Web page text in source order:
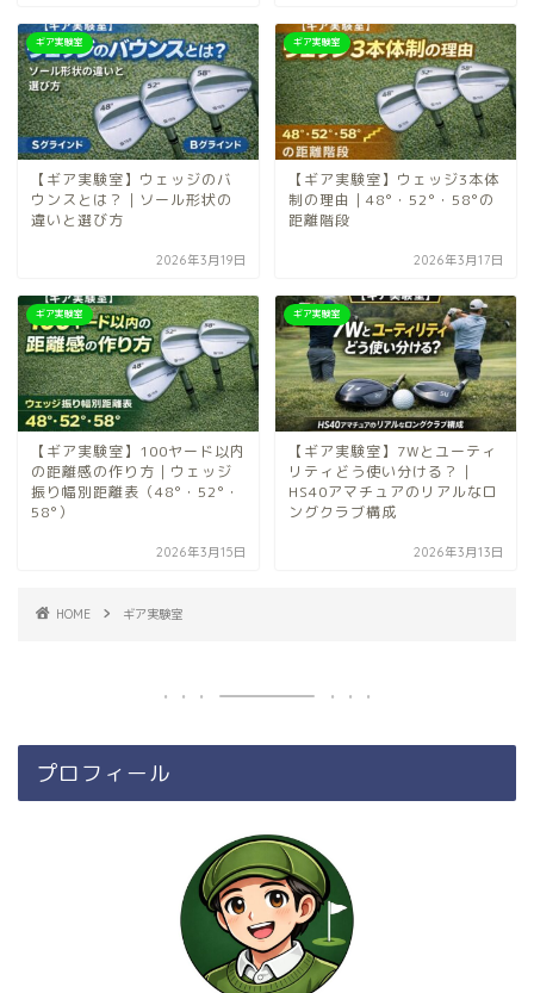
ギア実験室
【ギア実験室】ウェッジのバ
ウンスとは？｜ソール形状の
違いと選び方
2026年3月19日
ギア実験室
【ギア実験室】ウェッジ3本体
制の理由｜48°・52°・58°の
距離階段
2026年3月17日
ギア実験室
【ギア実験室】100ヤード以内
の距離感の作り方｜ウェッジ
振り幅別距離表（48°・52°・
58°）
2026年3月15日
ギア実験室
【ギア実験室】7Wとユーティ
リティどう使い分ける？｜
HS40アマチュアのリアルなロ
ングクラブ構成
2026年3月13日
HOME ギア実験室
プロフィール